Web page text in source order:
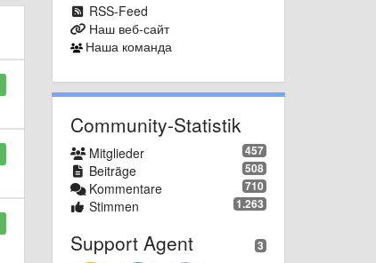
RSS-Feed
Наш веб-сайт
Наша команда
Community-Statistik
457
Mitglieder
508
Beiträge
710
Kommentare
1.263
Stimmen
3
Support Agent